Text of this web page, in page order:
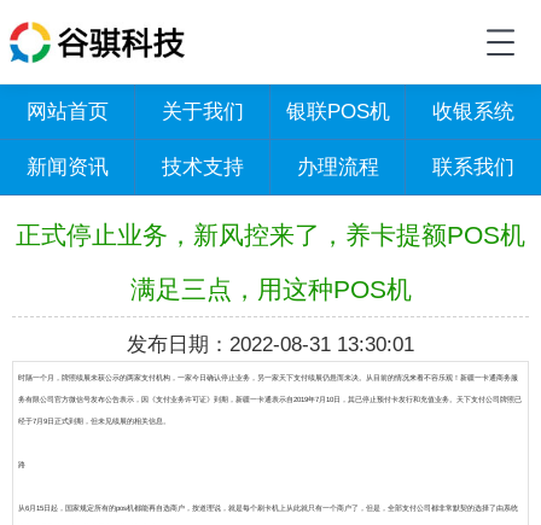
网站首页 关于我们 银联POS机 收银系统
新闻资讯 技术支持 办理流程 联系我们
正式停止业务，新风控来了，养卡提额POS机
满足三点，用这种POS机
发布日期：2022-08-31 13:30:01
时隔一个月，牌照续展未获公示的两家支付机构，一家今日确认停止业务，另一家天下支付续展仍悬而未决。从目前的情况来看不容乐观！新疆一卡通商务服
务有限公司官方微信号发布公告表示，因《支付业务许可证》到期，新疆一卡通表示自2019年7月10日，其已停止预付卡发行和充值业务。 天下支付公司牌照已
经于7月9日正式到期，但未见续展的相关信息。
路
从6月15日起，国家规定所有的pos机都能再自选商户，按道理说，就是每个刷卡机上从此就只有一个商户了，但是，全部支付公司都非常默契的选择了由系统